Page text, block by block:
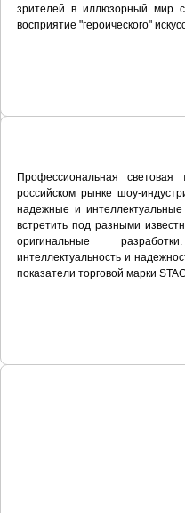
зрителей в иллюзopный мир
восприятие "героического"
Профессиональная
российском рынке шоу-
надежные и
встретить под разными
оригинальные
интеллектуальность и
показатели торговой марки